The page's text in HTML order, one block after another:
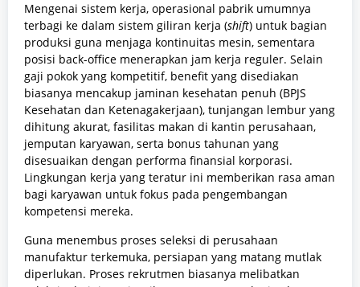
Mengenai sistem kerja, operasional pabrik umumnya
terbagi ke dalam sistem giliran kerja (shift) untuk bagian
produksi guna menjaga kontinuitas mesin, sementara
posisi back-office menerapkan jam kerja reguler. Selain
gaji pokok yang kompetitif, benefit yang disediakan
biasanya mencakup jaminan kesehatan penuh (BPJS
Kesehatan dan Ketenagakerjaan), tunjangan lembur yang
dihitung akurat, fasilitas makan di kantin perusahaan,
jemputan karyawan, serta bonus tahunan yang
disesuaikan dengan performa finansial korporasi.
Lingkungan kerja yang teratur ini memberikan rasa aman
bagi karyawan untuk fokus pada pengembangan
kompetensi mereka.
Guna menembus proses seleksi di perusahaan
manufaktur terkemuka, persiapan yang matang mutlak
diperlukan. Proses rekrutmen biasanya melibatkan